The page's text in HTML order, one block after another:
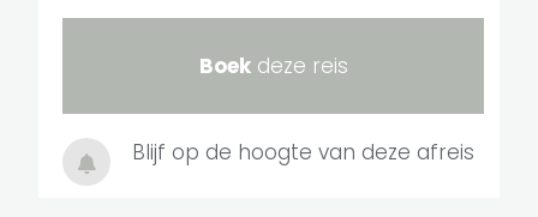
Boekdeze reis
Blijf op de hoogte van deze afreis